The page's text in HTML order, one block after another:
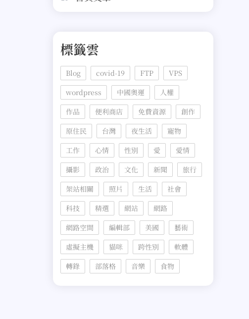
標籤雲
Blog covid-19 FTP
VPS
wordpress
中國奧運
人權
作品
便利商店 免費資源
創作
原住民
台灣 夜生活
寵物
工作
心情 性別 愛
愛情
攝影
政治 文化 新聞
旅行
架站相關
照片 生活
社會
科技
精選 網站
網路
網路空間
編輯部 美國
藝術
虛擬主機
貓咪 跨性別
軟體
轉錄
部落格 音樂 食物